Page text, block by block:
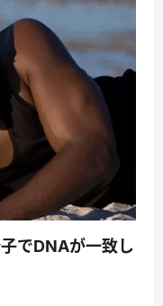
でDNAが一致し